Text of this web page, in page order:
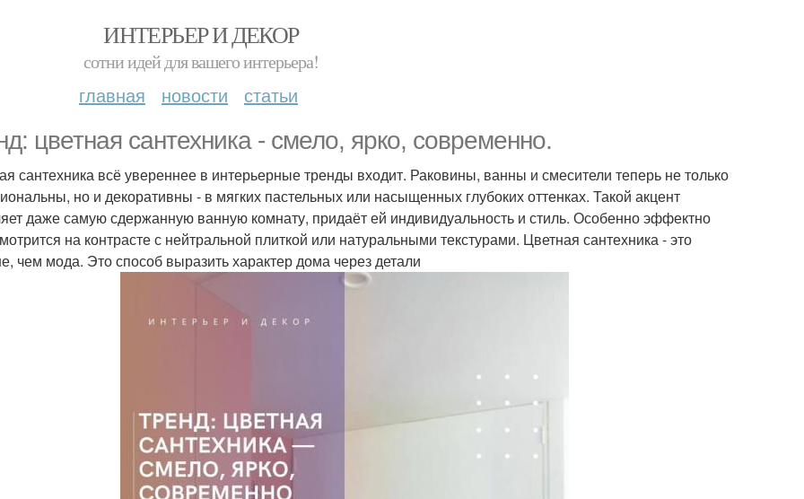
ИНТЕРЬЕР И ДЕКОР
сотни идей для вашего интерьера!
главная новости статьи
цветная сантехника - смело, ярко, современно.
сантехника всё увереннее в интерьерные тренды входит. Раковины, ванны и смесители теперь не только
но и декоративны - в мягких пастельных или насыщенных глубоких оттенках. Такой акцент
даже самую сдержанную ванную комнату, придаёт ей индивидуальность и стиль. Особенно эффектно
на контрасте с нейтральной плиткой или натуральными текстурами. Цветная сантехника - это
чем мода. Это способ выразить характер дома через детали